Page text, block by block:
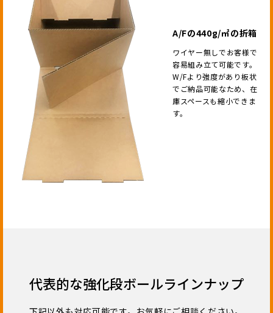
A/Fの440g/㎡の折箱
ワイヤー無しでお客様で
容易組み立て可能です。
W/Fより強度があり板状
でご納品可能なため、在
庫スペースも縮小できま
す。
代表的な強化段ボールラインナップ